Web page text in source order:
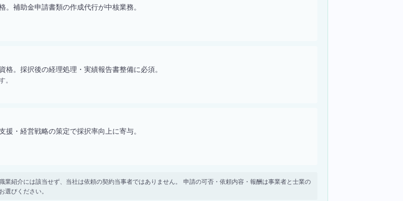
補助金申請書類の作成代行が中核業務。
。採択後の経理処理・実績報告書整備に必須。
。
・経営戦略の策定で採択率向上に寄与。
紹介には該当せず、当社は依頼の契約当事者ではありません。 申請の可否・依頼内容・報酬は事業者と士業の
選びください。